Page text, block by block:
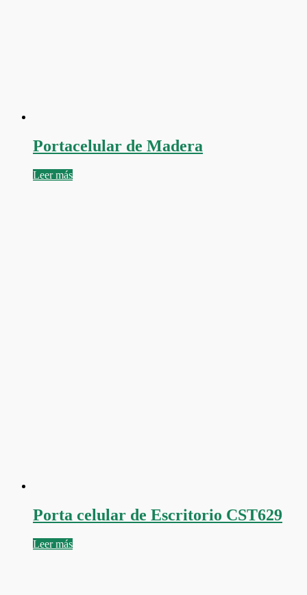
Portacelular de Madera
Leer más
Porta celular de Escritorio CST629
Leer más